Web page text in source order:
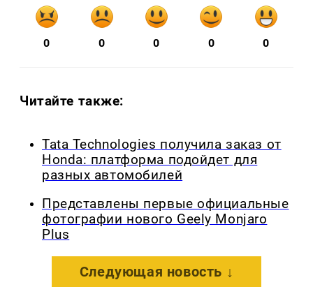
0 0 0 0 0
Читайте также:
Tata Technologies получила заказ от
Honda: платформа подойдет для
разных автомобилей
Представлены первые официальные
фотографии нового Geely Monjaro
Plus
Следующая новость ↓